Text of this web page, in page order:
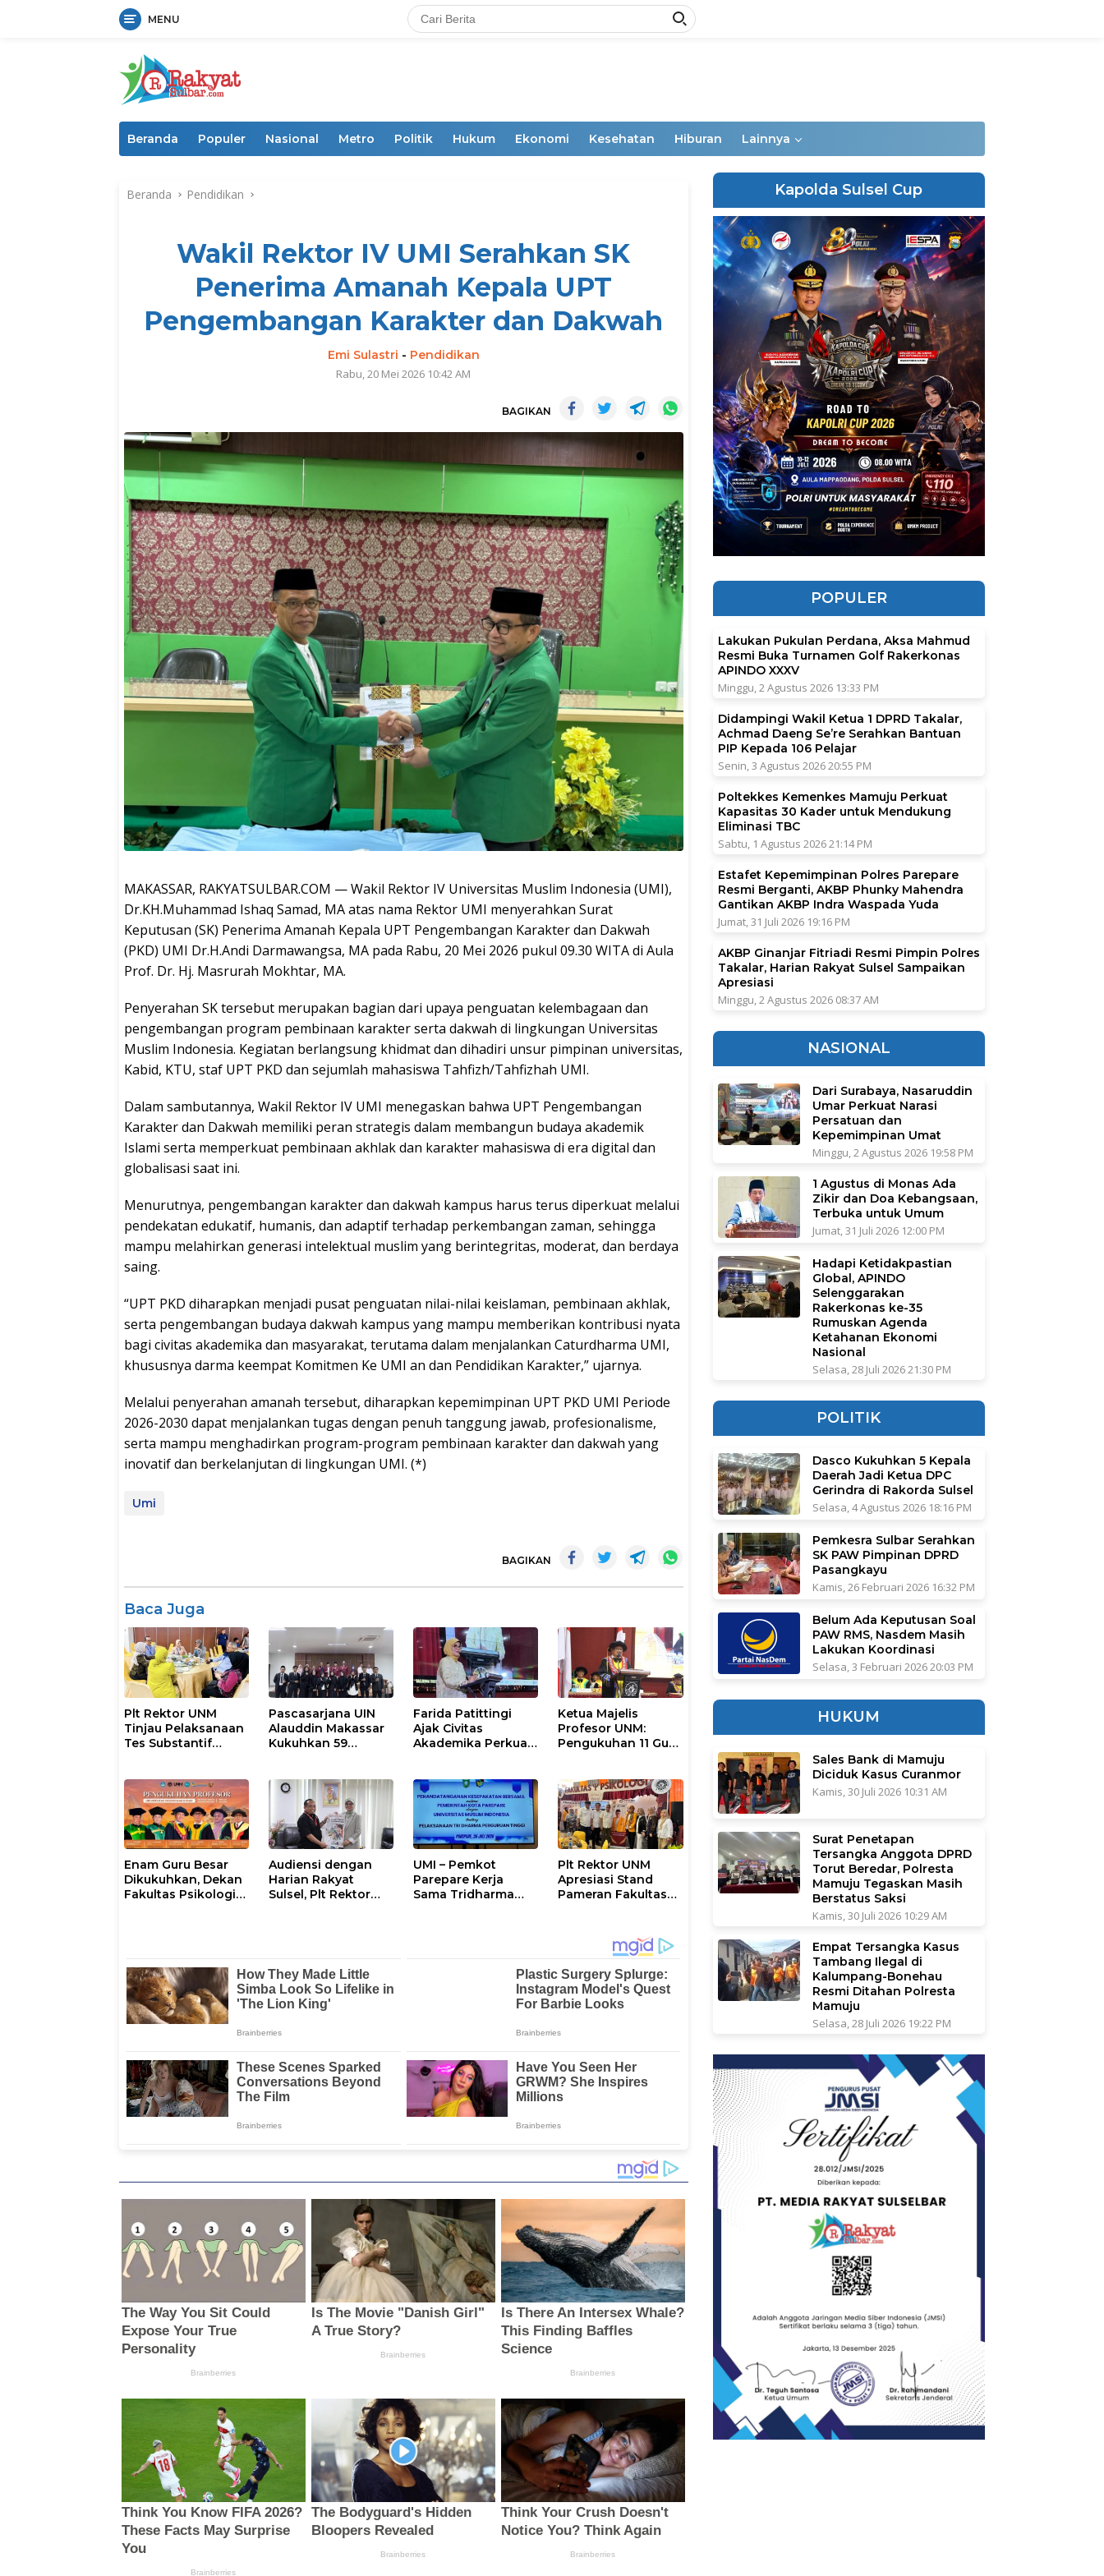
MENU
Beranda Populer Nasional Metro Politik Hukum Ekonomi Kesehatan Hiburan Lainnya
Beranda Pendidikan
Wakil Rektor IV UMI Serahkan SK
Penerima Amanah Kepala UPT
Pengembangan Karakter dan Dakwah
Emi Sulastri - Pendidikan
Rabu, 20 Mei 2026 10:42 AM
BAGIKAN
MAKASSAR, RAKYATSULBAR.COM — Wakil Rektor IV Universitas Muslim Indonesia (UMI),
Dr.KH.Muhammad Ishaq Samad, MA atas nama Rektor UMI menyerahkan Surat
Keputusan (SK) Penerima Amanah Kepala UPT Pengembangan Karakter dan Dakwah
(PKD) UMI Dr.H.Andi Darmawangsa, MA pada Rabu, 20 Mei 2026 pukul 09.30 WITA di Aula
Prof. Dr. Hj. Masrurah Mokhtar, MA.
Penyerahan SK tersebut merupakan bagian dari upaya penguatan kelembagaan dan
pengembangan program pembinaan karakter serta dakwah di lingkungan Universitas
Muslim Indonesia. Kegiatan berlangsung khidmat dan dihadiri unsur pimpinan universitas,
Kabid, KTU, staf UPT PKD dan sejumlah mahasiswa Tahfizh/Tahfizhah UMI.
Dalam sambutannya, Wakil Rektor IV UMI menegaskan bahwa UPT Pengembangan
Karakter dan Dakwah memiliki peran strategis dalam membangun budaya akademik
Islami serta memperkuat pembinaan akhlak dan karakter mahasiswa di era digital dan
globalisasi saat ini.
Menurutnya, pengembangan karakter dan dakwah kampus harus terus diperkuat melalui
pendekatan edukatif, humanis, dan adaptif terhadap perkembangan zaman, sehingga
mampu melahirkan generasi intelektual muslim yang berintegritas, moderat, dan berdaya
saing.
“UPT PKD diharapkan menjadi pusat penguatan nilai-nilai keislaman, pembinaan akhlak,
serta pengembangan budaya dakwah kampus yang mampu memberikan kontribusi nyata
bagi civitas akademika dan masyarakat, terutama dalam menjalankan Caturdharma UMI,
khususnya darma keempat Komitmen Ke UMI an dan Pendidikan Karakter,” ujarnya.
Melalui penyerahan amanah tersebut, diharapkan kepemimpinan UPT PKD UMI Periode
2026-2030 dapat menjalankan tugas dengan penuh tanggung jawab, profesionalisme,
serta mampu menghadirkan program-program pembinaan karakter dan dakwah yang
inovatif dan berkelanjutan di lingkungan UMI. (*)
Umi
BAGIKAN
Baca Juga
Plt Rektor UNM
Tinjau Pelaksanaan
Tes Substantif
Gelombang II 2026
Pascasarjana UIN
Alauddin Makassar
Kukuhkan 59
Khusus
Farida Patittingi
Ajak Civitas
Akademika Perkuat
Segala Tantangan
Ketua Majelis
Profesor UNM:
Pengukuhan 11 Guru
Akademik
Enam Guru Besar
Dikukuhkan, Dekan
Fakultas Psikologi
Audiensi dengan
Harian Rakyat
Sulsel, Plt Rektor
UMI – Pemkot
Parepare Kerja
Sama Tridharma
Plt Rektor UNM
Apresiasi Stand
Pameran Fakultas
Menjadi Layanan
Nyata bagi
Masyarakat
Kapolda Sulsel Cup
POPULER
Lakukan Pukulan Perdana, Aksa Mahmud
Resmi Buka Turnamen Golf Rakerkonas
APINDO XXXV
Minggu, 2 Agustus 2026 13:33 PM
Didampingi Wakil Ketua 1 DPRD Takalar,
Achmad Daeng Se’re Serahkan Bantuan
PIP Kepada 106 Pelajar
Senin, 3 Agustus 2026 20:55 PM
Poltekkes Kemenkes Mamuju Perkuat
Kapasitas 30 Kader untuk Mendukung
Eliminasi TBC
Sabtu, 1 Agustus 2026 21:14 PM
Estafet Kepemimpinan Polres Parepare
Resmi Berganti, AKBP Phunky Mahendra
Gantikan AKBP Indra Waspada Yuda
Jumat, 31 Juli 2026 19:16 PM
AKBP Ginanjar Fitriadi Resmi Pimpin Polres
Takalar, Harian Rakyat Sulsel Sampaikan
Apresiasi
Minggu, 2 Agustus 2026 08:37 AM
NASIONAL
Dari Surabaya, Nasaruddin
Umar Perkuat Narasi
Persatuan dan
Kepemimpinan Umat
Minggu, 2 Agustus 2026 19:58 PM
1 Agustus di Monas Ada
Zikir dan Doa Kebangsaan,
Terbuka untuk Umum
Jumat, 31 Juli 2026 12:00 PM
Hadapi Ketidakpastian
Global, APINDO
Selenggarakan
Rakerkonas ke-35
Rumuskan Agenda
Ketahanan Ekonomi
Nasional
Selasa, 28 Juli 2026 21:30 PM
POLITIK
Dasco Kukuhkan 5 Kepala
Daerah Jadi Ketua DPC
Gerindra di Rakorda Sulsel
Selasa, 4 Agustus 2026 18:16 PM
Pemkesra Sulbar Serahkan
SK PAW Pimpinan DPRD
Pasangkayu
Kamis, 26 Februari 2026 16:32 PM
Belum Ada Keputusan Soal
PAW RMS, Nasdem Masih
Lakukan Koordinasi
Selasa, 3 Februari 2026 20:03 PM
HUKUM
Sales Bank di Mamuju
Diciduk Kasus Curanmor
Kamis, 30 Juli 2026 10:31 AM
Surat Penetapan
Tersangka Anggota DPRD
Torut Beredar, Polresta
Mamuju Tegaskan Masih
Berstatus Saksi
Kamis, 30 Juli 2026 10:29 AM
Empat Tersangka Kasus
Tambang Ilegal di
Kalumpang-Bonehau
Resmi Ditahan Polresta
Mamuju
Selasa, 28 Juli 2026 19:22 PM